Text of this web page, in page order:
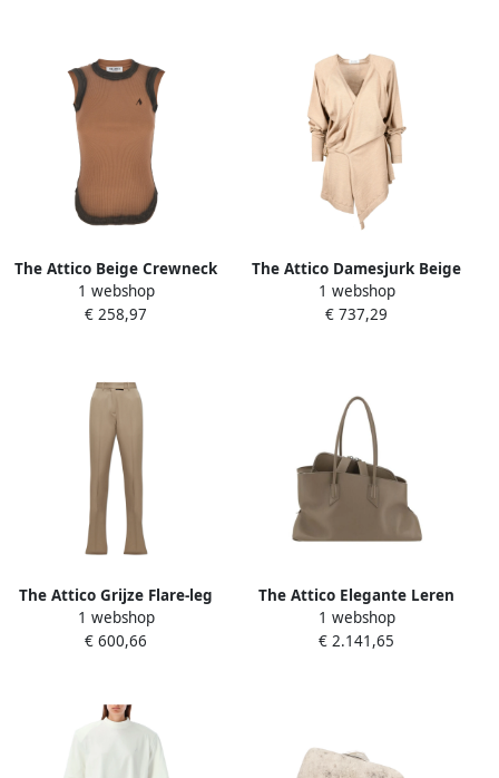
The Attico Beige Crewneck
Top met Logo Borduurwerk
Beige Dames
1 webshop
€ 258,97
The Attico Damesjurk Beige
Dames
1 webshop
€ 737,29
The Attico Grijze Flare-leg
Wollen Broek Beige Dames
1 webshop
€ 600,66
The Attico Elegante Leren
Schoudertas met
Monogram Beige Dames
1 webshop
€ 2.141,65